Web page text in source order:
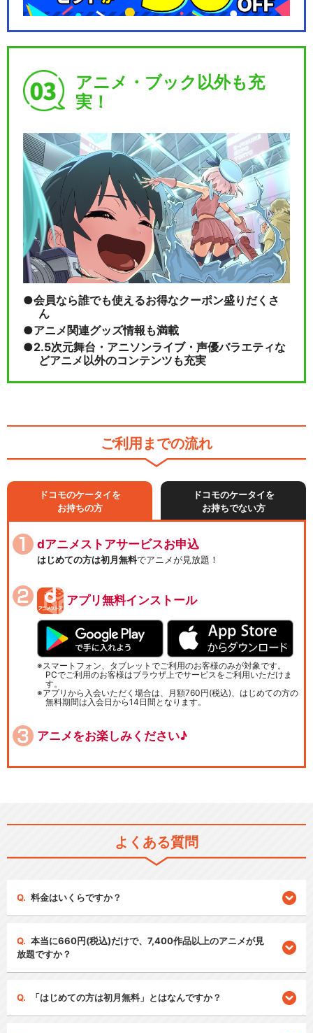
アニメ・ブック以外も充
実！
会員なら誰でも使えるお得なクーポン盛りだくさ
ん
アニメ関連グッズ情報も満載
2.5次元舞台・アニソンライブ・声優バラエティな
どアニメ以外のコンテンツも充実
ご利用までの流れ
ドコモのケータイを
お持ちの方
ドコモのケータイを
お持ちでない方
dアニメストアサービスお申込
はじめての方は初月無料でアニメが見放題！
アプリ無料インストール
スマートフォン、タブレットでご利用のお客様のみが対象です。
PCでご利用のお客様はブラウザ上でサービスをご利用いただけま
す。
アプリから入会いただく場合は、月額760円(税込)、はじめての方の
無料期間は入会日から14日間となります。
アニメをお楽しみください♪
よくある質問
料金はいくらですか？
本当に660円(税込)だけで、7,400作品以上のアニメが見
放題ですか？
「はじめての方は初月無料」とはなんですか？